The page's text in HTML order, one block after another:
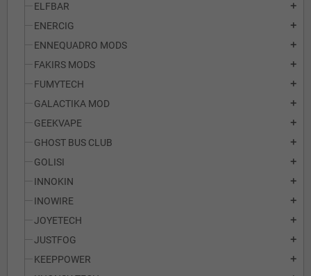
ELFBAR add
ENERCIG add
ENNEQUADRO MODS add
FAKIRS MODS add
FUMYTECH add
GALACTIKA MOD add
GEEKVAPE add
GHOST BUS CLUB add
GOLISI add
INNOKIN add
INOWIRE add
JOYETECH add
JUSTFOG add
KEEPPOWER add